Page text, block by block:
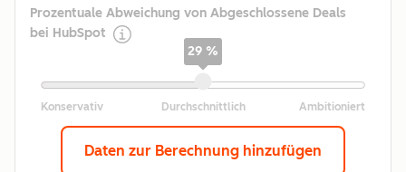
Prozentuale Abweichung von Abgeschlossene Deals
bei HubSpot
29 %
Daten zur Berechnung hinzufügen